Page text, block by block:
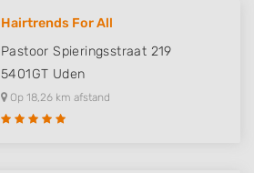
Hairtrends For All
Pastoor Spieringsstraat 219
5401GT Uden
Op 18,26 km afstand